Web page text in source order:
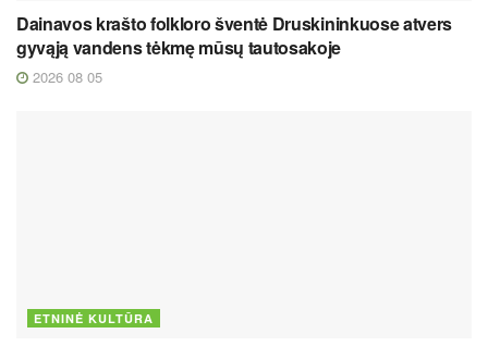
Dainavos krašto folkloro šventė Druskininkuose atvers
gyvąją vandens tėkmę mūsų tautosakoje
2026 08 05
ETNINĖ KULTŪRA